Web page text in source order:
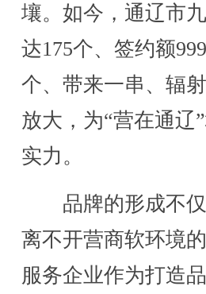
壤。如今，通辽市
达175个、签约额
个、带来一串、辐
放大，为“营在通辽
实力。
品牌的形成不仅
离不开营商软环境
服务企业作为打造